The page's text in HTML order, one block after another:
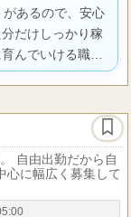
あるので、安心
だけしっかり稼
んでいける職場
自由出勤だから自
心に幅広く募集して